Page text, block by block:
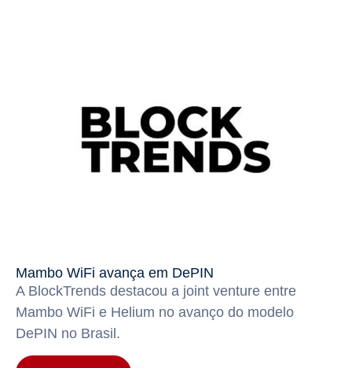
Mambo WiFi avança em DePIN
A BlockTrends destacou a joint venture entre
Mambo WiFi e Helium no avanço do modelo
DePIN no Brasil.